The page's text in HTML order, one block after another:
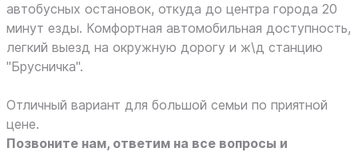
автобусных остановок, откуда до центра города 20
минут езды. Комфортная автомобильная доступность,
легкий выезд на окружную дорогу и ж\д станцию
"Брусничка".
Отличный вариант для большой семьи по приятной
цене.
Позвоните нам, ответим на все вопросы и